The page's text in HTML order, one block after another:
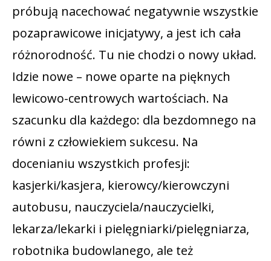
próbują nacechować negatywnie wszystkie
pozaprawicowe inicjatywy, a jest ich cała
różnorodność. Tu nie chodzi o nowy układ.
Idzie nowe – nowe oparte na pięknych
lewicowo-centrowych wartościach. Na
szacunku dla każdego: dla bezdomnego na
równi z człowiekiem sukcesu. Na
docenianiu wszystkich profesji:
kasjerki/kasjera, kierowcy/kierowczyni
autobusu, nauczyciela/nauczycielki,
lekarza/lekarki i pielęgniarki/pielęgniarza,
robotnika budowlanego, ale też